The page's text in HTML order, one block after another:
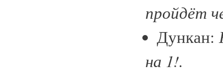
пройдёт
Дункан:
на 1!.